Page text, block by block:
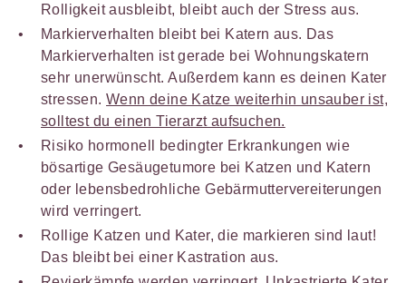
Rolligkeit ausbleibt, bleibt auch der Stress aus.
Markierverhalten bleibt bei Katern aus. Das
Markierverhalten ist gerade bei Wohnungskatern
sehr unerwünscht. Außerdem kann es deinen Kater
stressen.Wenn deine Katze weiterhin unsauber ist,
solltest du einen Tierarzt aufsuchen.
Risiko hormonell bedingter Erkrankungen wie
bösartige Gesäugetumore bei Katzen und Katern
oder lebensbedrohliche Gebärmuttervereiterungen
wird verringert.
Rollige Katzen und Kater, die markieren sind laut!
Das bleibt bei einer Kastration aus.